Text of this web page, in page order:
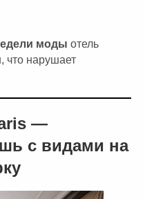
моды отель
что нарушает
—
с видами на